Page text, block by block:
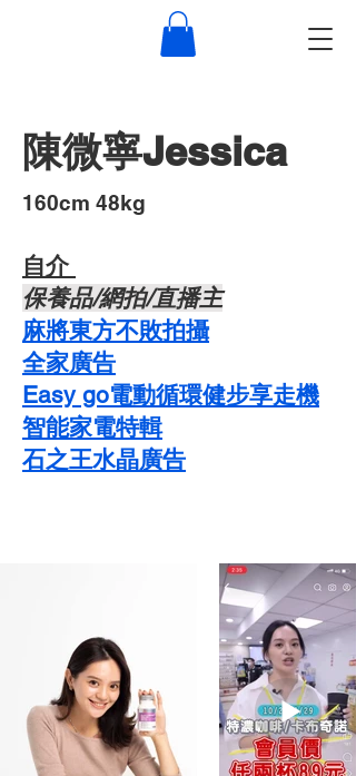
陳微寧Jessica
​160cm 48kg
自介 ​
​保養品/網拍/直播主
麻將東方不敗拍攝
​全家廣告
Easy go電動循環健步享走機
智能家電特輯
石之王水晶廣告